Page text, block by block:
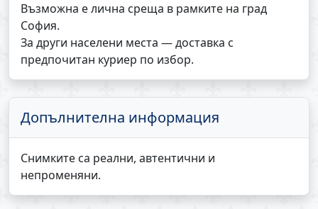
Възможна е лична среща в рамките на град
София.
За други населени места — доставка с
предпочитан куриер по избор.
Допълнителна информация
Снимките са реални, автентични и
непроменяни.